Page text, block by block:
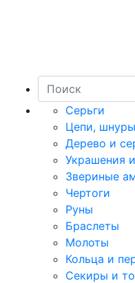
Серьги
Цепи, шнуры
Дерево и
Украшения
Звериные
Чертоги
Руны
Браслеты
Молоты
Кольца и
Секиры и